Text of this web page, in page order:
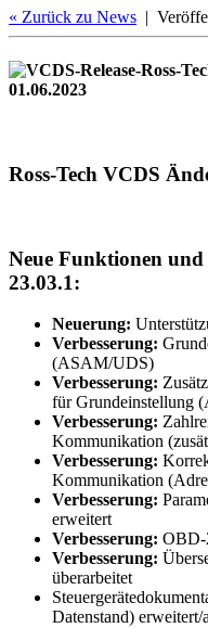
« Zurück zu News |
Ross-Tech VCDS
Neue Funktionen und
23.03.1:
Neuerung:
Verbesserung: G
(ASAM/UDS)
Verbesserung:
für Grundeinstellung
Verbesserung:
Kommunikation
Verbesserung:
Kommunikation
Verbesserung:
erweitert
Verbesserung: OBD-
Verbesserung:
überarbeitet
Datenstand) erweitert/